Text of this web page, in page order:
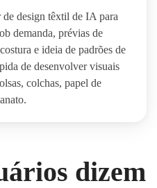
de design têxtil de IA para
demanda, prévias de
e ideia de padrões de
de desenvolver visuais
colchas, papel de
dizem